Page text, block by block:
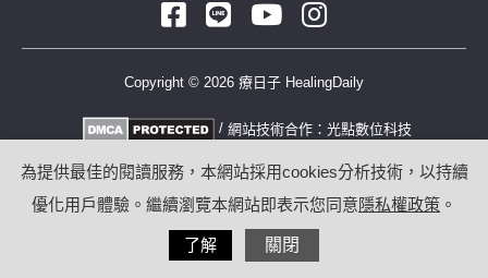
Copyright © 2026 療日子 HealingDaily
/ 網站技術合作： 光點數位科技
為提供最佳的閱讀服務，本網站採用cookies分析技術，以持續
優化用戶體驗。繼續瀏覽本網站即表示您同意隱私權政策 。
了解 關閉